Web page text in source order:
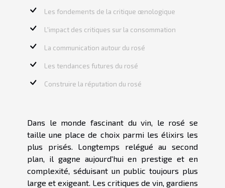
Les fondements de la critique œnologique
L'impact des critiques sur la consommation
La communication autour du rosé
Les tendances futures du rosé
Construire la réputation du rosé
Dans le monde fascinant du vin, le rosé se
taille une place de choix parmi les élixirs les
plus prisés. Longtemps relégué au second
plan, il gagne aujourd'hui en prestige et en
complexité, séduisant un public toujours plus
large et exigeant. Les critiques de vin, gardiens